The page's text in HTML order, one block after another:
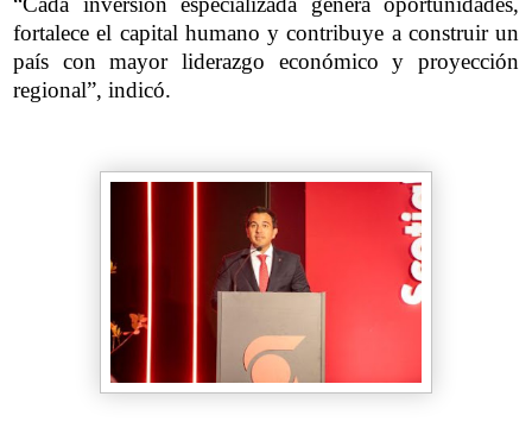
fortalece el capital humano y contribuye a construir un
país con mayor liderazgo económico y proyección
regional”, indicó.